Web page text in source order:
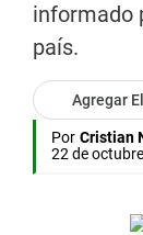
informado
país.
Agregar
Por Cristian
22 de